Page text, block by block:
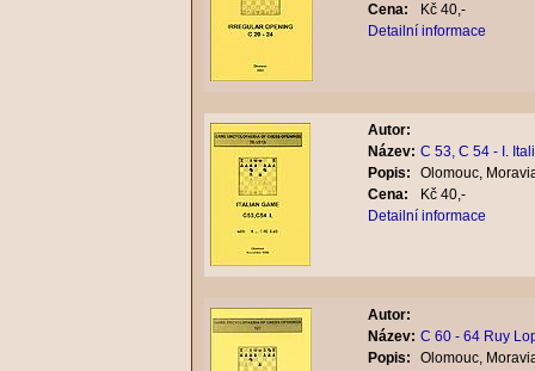
Cena:
Kč 40,-
Detailní informace
Autor:
Název: C 53, C 54 - I.
Popis:
Olomouc,
Cena:
Kč 40,-
Detailní informace
Autor:
Název: C 60 - 64 Ruy
Popis:
Olomouc,